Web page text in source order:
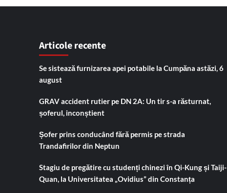
Articole recente
Se sistează furnizarea apei potabile la Cumpăna astăzi, 6
august
GRAV accident rutier pe DN 2A: Un tir s-a răsturnat,
șoferul, inconștient
Șofer prins conducând fără permis pe strada
Trandafirilor din Neptun
Stagiu de pregătire cu studenți chinezi în Qi-Kung și Taiji-
Quan, la Universitatea „Ovidius” din Constanța